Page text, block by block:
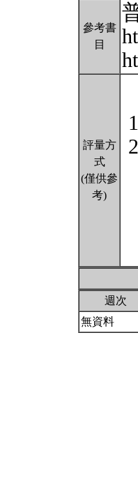
參考書
目
評量方
式
(僅供參
考)
週次
無資料